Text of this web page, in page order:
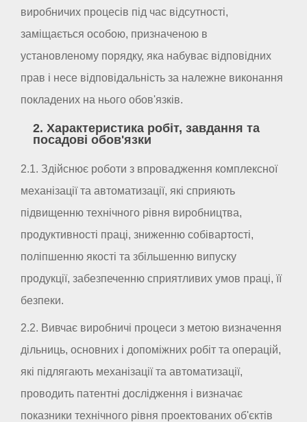
виробничих процесів під час відсутності,
заміщається особою, призначеною в
установленому порядку, яка набуває відповідних
прав і несе відповідальність за належне виконання
покладених на нього обов'язків.
2. Характеристика робіт, завдання та
посадові обов'язки
2.1. Здійснює роботи з впровадження комплексної
механізації та автоматизації, які сприяють
підвищенню технічного рівня виробництва,
продуктивності праці, зниженню собівартості,
поліпшенню якості та збільшенню випуску
продукції, забезпеченню сприятливих умов праці, її
безпеки.
2.2. Вивчає виробничі процеси з метою визначення
дільниць, основних і допоміжних робіт та операцій,
які підлягають механізації та автоматизації,
проводить патентні дослідження і визначає
показники технічного рівня проектованих об'єктів